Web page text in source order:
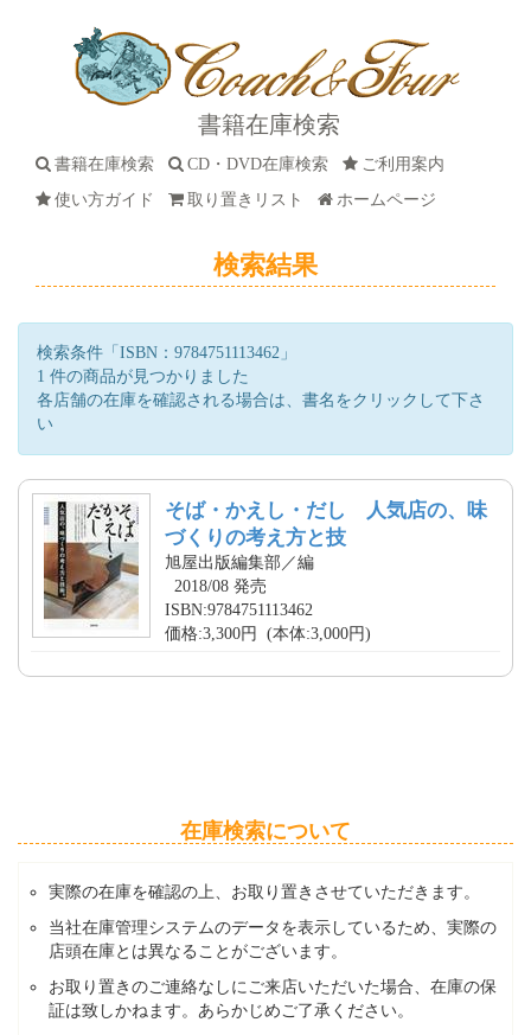
書籍在庫検索
書籍在庫検索 CD・DVD在庫検索
ご利用案内
使い方ガイド
取り置きリスト ホームページ
検索結果
検索条件「ISBN：9784751113462」
1 件の商品が見つかりました
各店舗の在庫を確認される場合は、書名をクリックして下さ
い
そば・かえし・だし 人気店の、味
づくりの考え方と技
旭屋出版編集部／編
2018/08 発売
ISBN:9784751113462
価格:3,300円 (本体:3,000円)
在庫検索について
実際の在庫を確認の上、お取り置きさせていただきます。
当社在庫管理システムのデータを表示しているため、実際の
店頭在庫とは異なることがございます。
お取り置きのご連絡なしにご来店いただいた場合、在庫の保
証は致しかねます。あらかじめご了承ください。